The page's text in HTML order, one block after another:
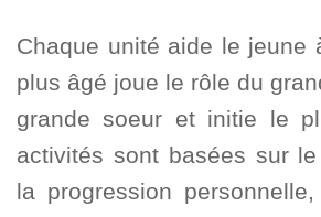
Chaque unité aide le jeune
plus âgé joue le rôle du
grande soeur et initie le
activités sont basées sur
la progression